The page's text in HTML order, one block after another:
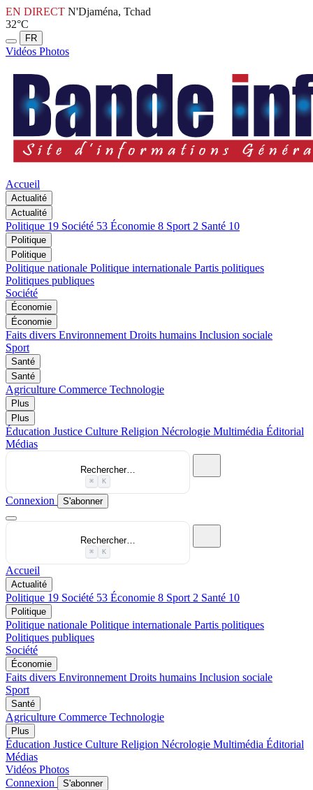
EN DIRECT N'Djaména, Tchad
32°C
FR
Vidéos Photos
Accueil
Actualité
Actualité
Politique 19 Société 53 Économie 8 Sport 2 Santé 10
Politique
Politique
Politique nationale Politique internationale Partis politiques
Politiques publiques
Société
Économie
Économie
Faits divers Environnement Droits humains Inclusion sociale
Sport
Santé
Santé
Agriculture Commerce Technologie
Plus
Plus
Éducation Justice Culture Religion Nécrologie Multimédia Éditorial
Médias
Rechercher…
⌘ K
Connexion S'abonner
Rechercher…
⌘ K
Accueil
Actualité
Politique 19 Société 53 Économie 8 Sport 2 Santé 10
Politique
Politique nationale Politique internationale Partis politiques
Politiques publiques
Société
Économie
Faits divers Environnement Droits humains Inclusion sociale
Sport
Santé
Agriculture Commerce Technologie
Plus
Éducation Justice Culture Religion Nécrologie Multimédia Éditorial
Médias
Vidéos Photos
Connexion
S'abonner